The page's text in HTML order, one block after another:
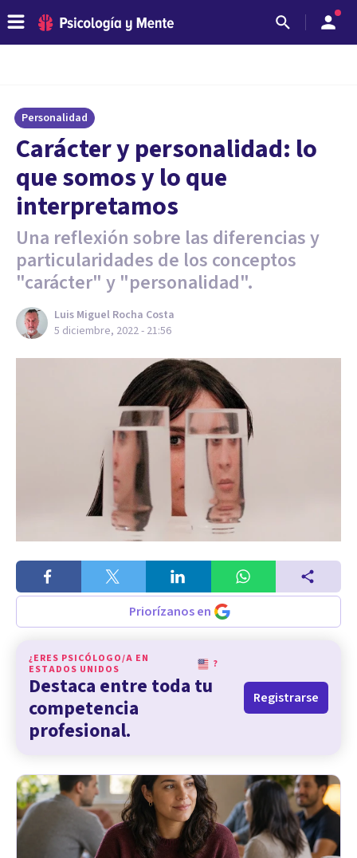
Personalidad
Carácter y personalidad: lo
que somos y lo que
interpretamos
Una reflexión sobre las diferencias y
particularidades de los conceptos
"carácter" y "personalidad".
Luis Miguel Rocha Costa
5 diciembre, 2022 - 21:56
Priorízanos en
¿ERES PSICÓLOGO/A EN
ESTADOS UNIDOS
?
Destaca entre toda tu
competencia
profesional.
Registrarse